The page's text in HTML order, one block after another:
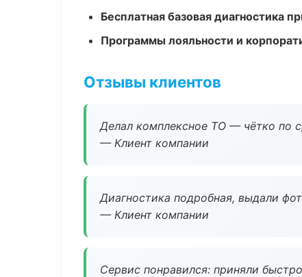
Бесплатная базовая диагностика
Программы лояльности и
Отзывы клиентов
Делал комплексное ТО — чётко по
— Клиент компании
Диагностика подробная, выдали
— Клиент компании
Сервис понравился: приняли